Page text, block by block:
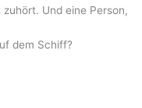
Und eine Person,
dem Schiff?